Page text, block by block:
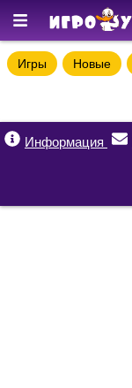
Игры Новые
Информация